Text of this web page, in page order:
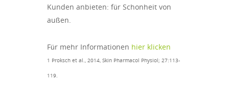
Kunden anbieten: für Schonheit von
außen.
Für mehr Informationen hier klicken
1 Proksch et al., 2014, Skin Pharmacol Physiol; 27:113-
119.